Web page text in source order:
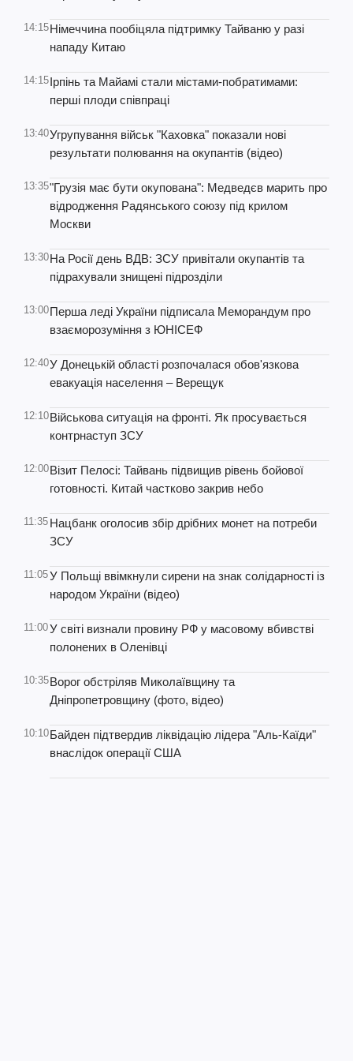
14:15Німеччина пообіцяла підтримку Тайваню у разі
нападу Китаю
14:15Ірпінь та Майамі стали містами-побратимами:
перші плоди співпраці
13:40Угрупування військ "Каховка" показали нові
результати полювання на окупантів (відео)
13:35"Грузія має бути окупована": Медведєв марить про
відродження Радянського союзу під крилом
Москви
13:30На Росії день ВДВ: ЗСУ привітали окупантів та
підрахували знищені підрозділи
13:00Перша леді України підписала Меморандум про
взаєморозуміння з ЮНІСЕФ
12:40У Донецькій області розпочалася обов'язкова
евакуація населення – Верещук
12:10Військова ситуація на фронті. Як просувається
контрнаступ ЗСУ
12:00Візит Пелосі: Тайвань підвищив рівень бойової
готовності. Китай частково закрив небо
11:35 Нацбанк оголосив збір дрібних монет на потреби
ЗСУ
11:05У Польщі ввімкнули сирени на знак солідарності із
народом України (відео)
11:00У світі визнали провину РФ у масовому вбивстві
полонених в Оленівці
10:35Ворог обстріляв Миколаївщину та
Дніпропетровщину (фото, відео)
10:10Байден підтвердив ліквідацію лідера "Аль-Каїди"
внаслідок операції США